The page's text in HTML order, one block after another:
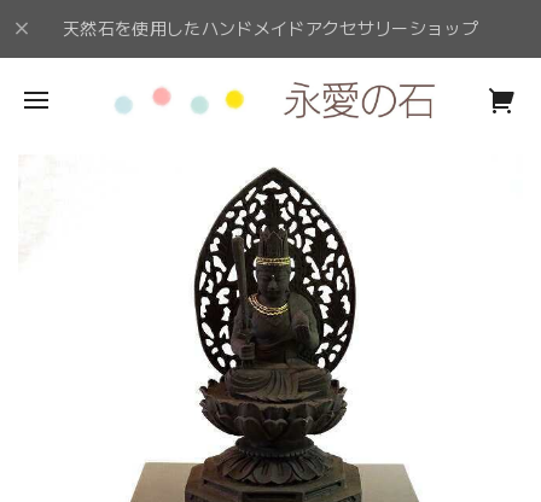
天然石を使用したハンドメイドアクセサリーショップ